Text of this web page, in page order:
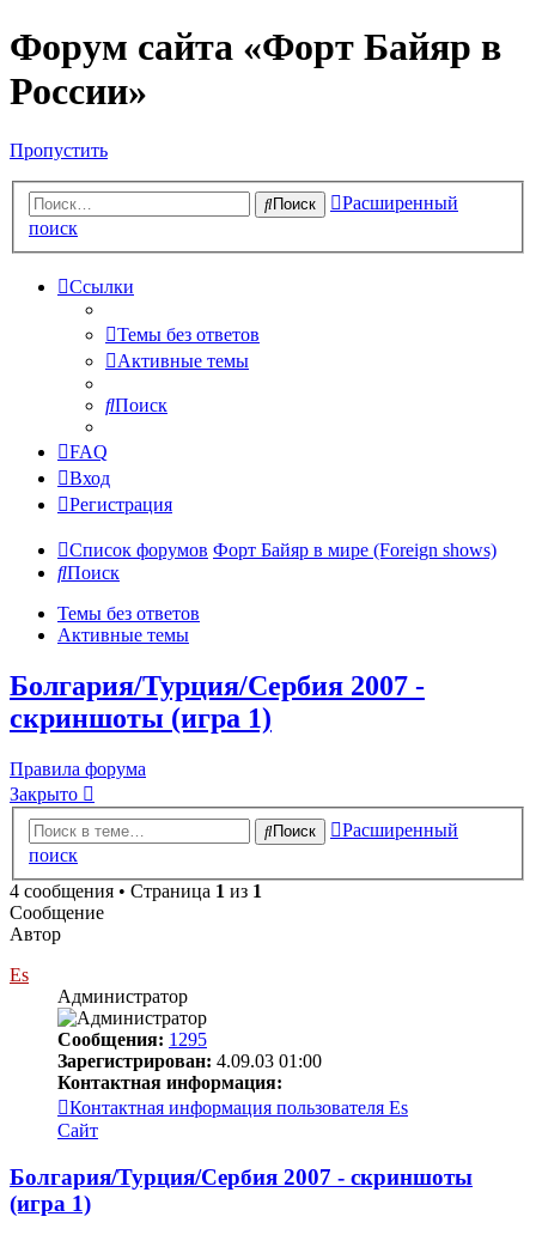
Форум сайта «Форт Байяр в
России»
Пропустить
Поиск
Расширенный
поиск
Ссылки
Темы без ответов
Активные темы
Поиск
FAQ
Вход
Регистрация
Список форумов Форт Байяр в мире (Foreign shows)
Поиск
Темы без ответов
Активные темы
Болгария/Турция/Сербия 2007 -
скриншоты (игра 1)
Правила форума
Закрыто
Поиск
Расширенный
поиск
4 сообщения • Страница 1 из 1
Сообщение
Автор
Es
Администратор
Сообщения: 1295
Зарегистрирован: 4.09.03 01:00
Контактная информация:
Контактная информация пользователя Es
Сайт
Болгария/Турция/Сербия 2007 - скриншоты
(игра 1)